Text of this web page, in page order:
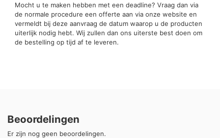
Mocht u te maken hebben met een deadline? Vraag dan via
de normale procedure een offerte aan via onze website en
vermeldt bij deze aanvraag de datum waarop u de producten
uiterlijk nodig hebt. Wij zullen dan ons uiterste best doen om
de bestelling op tijd af te leveren.
Beoordelingen
Er zijn nog geen beoordelingen.